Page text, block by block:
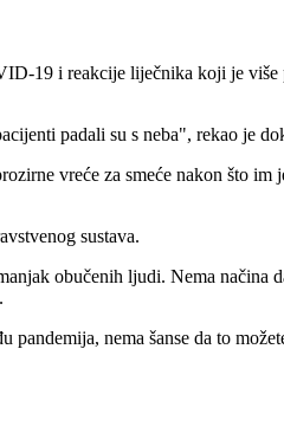
19 i reakcije liječnika koji je
padali su s neba", rekao je
vreće za smeće nakon što
sustava.
obučenih ljudi. Nema načina
nema šanse da to